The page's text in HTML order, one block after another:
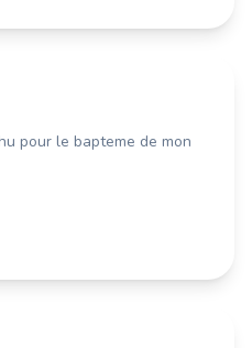
pour le bapteme de mon